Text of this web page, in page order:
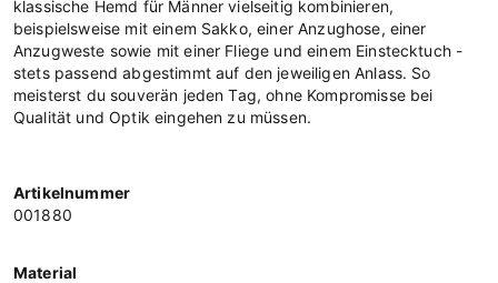
klassische Hemd für Männer vielseitig kombinieren,
beispielsweise mit einem Sakko, einer Anzughose, einer
Anzugweste sowie mit einer Fliege und einem Einstecktuch -
stets passend abgestimmt auf den jeweiligen Anlass. So
meisterst du souverän jeden Tag, ohne Kompromisse bei
Qualität und Optik eingehen zu müssen.
Artikelnummer
001880
Material